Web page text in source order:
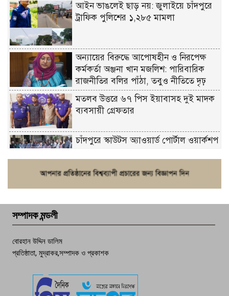
আইন ভাঙলেই ছাড় নয়: জুলাইয়ে চাঁদপুরে
ট্রাফিক পুলিশের ১,২৮৫ মামলা
অন্যায়ের বিরুদ্ধে আপোষহীন ও নিরপেক্ষ
কর্মকর্তা অঞ্জনা খান মজলিশ: পারিবারিক
রাজনীতির বলির পাঁঠা, তবুও নীতিতে দৃঢ়
মতলব উত্তরে ৬৭ পিস ইয়াবাসহ দুই মাদক
ব্যবসায়ী গ্রেফতার
চাঁদপুরে স্কাউটস অ্যাওয়ার্ড পোর্টাল ওয়ার্কশপ
সম্পাদক মন্ডলী
বোরহান উদ্দিন ডালিম
প্রতিষ্ঠাতা, মুদ্রাকর,সম্পাদক ও প্রকাশক